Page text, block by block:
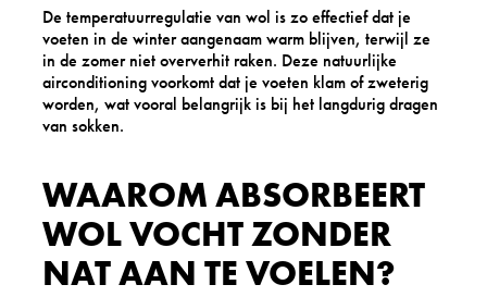
De temperatuurregulatie van wol is zo effectief dat je
voeten in de winter aangenaam warm blijven, terwijl ze
in de zomer niet oververhit raken. Deze natuurlijke
airconditioning voorkomt dat je voeten klam of zweterig
worden, wat vooral belangrijk is bij het langdurig dragen
van sokken.
WAAROM ABSORBEERT
WOL VOCHT ZONDER
NAT AAN TE VOELEN?